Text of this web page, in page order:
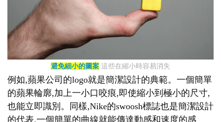
避免細小的圖案 這些在縮小時容易消失
例如,蘋果公司的logo就是簡潔設計的典範。一個簡單
的蘋果輪廓,加上一小口咬痕,即使縮小到極小的尺寸,
也能立即識別。同樣,Nike的swoosh標誌也是簡潔設計
的代表,一個簡單的曲線就能傳達動感和速度的感